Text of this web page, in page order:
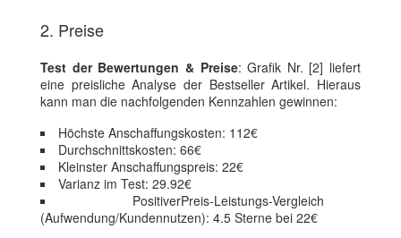
2. Preise
Test der Bewertungen & Preise: Grafik Nr. [2] liefert
eine preisliche Analyse der Bestseller Artikel. Hieraus
kann man die nachfolgenden Kennzahlen gewinnen:
Höchste Anschaffungskosten: 112€
Durchschnittskosten: 66€
Kleinster Anschaffungspreis: 22€
Varianz im Test: 29.92€
PositiverPreis-Leistungs-Vergleich
(Aufwendung/Kundennutzen): 4.5 Sterne bei 22€